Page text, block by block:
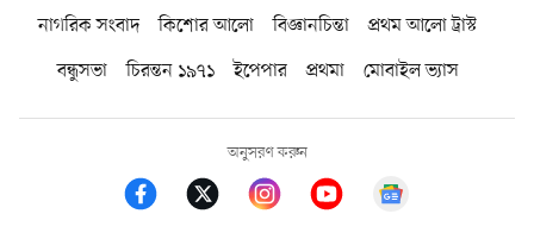
নাগরিক সংবাদ কিশোর আলো বিজ্ঞানচিন্তা
প্রথম আলো ট্রাস্ট
বন্ধুসভা
চিরন্তন ১৯৭১ ইপেপার প্রথমা মোবাইল ভ্যাস
অনুসরণ করুন